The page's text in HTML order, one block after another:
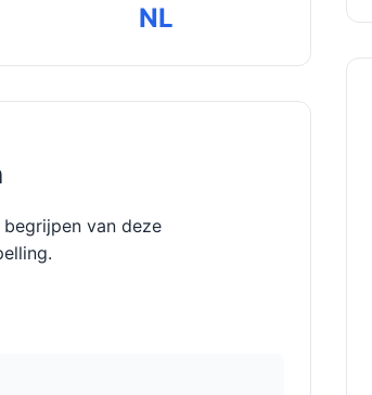
NL
begrijpen van deze